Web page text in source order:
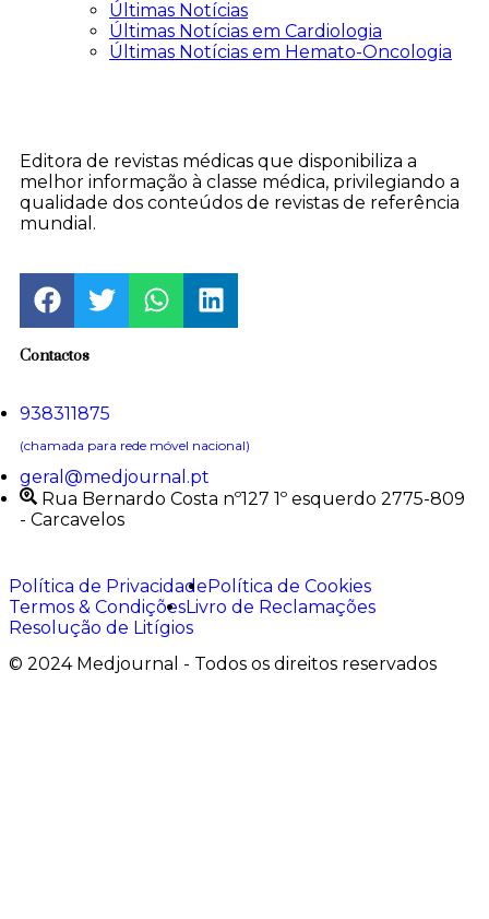
Últimas Notícias
Últimas Notícias em Cardiologia
Últimas Notícias em Hemato-Oncologia
Editora de revistas médicas que disponibiliza a
melhor informação à classe médica, privilegiando a
qualidade dos conteúdos de revistas de referência
mundial.
Contactos
938311875
(chamada para rede móvel nacional)
geral@medjournal.pt
Rua Bernardo Costa nº127 1º esquerdo 2775-809
- Carcavelos
Política de PrivacidadePolítica de Cookies
Termos & CondiçõesLivro de Reclamações
Resolução de Litígios
© 2024 Medjournal - Todos os direitos reservados